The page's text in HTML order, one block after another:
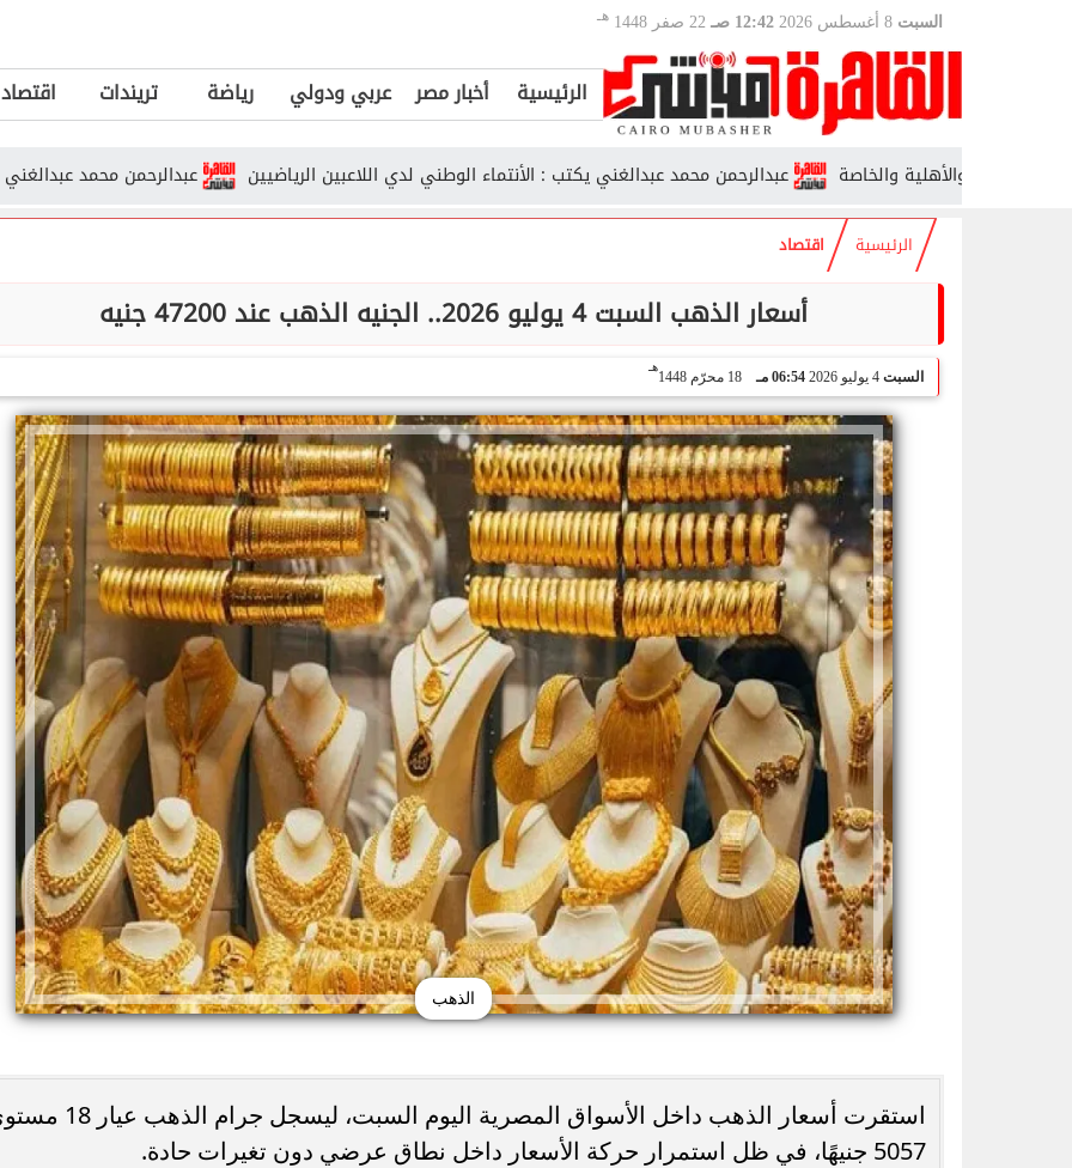
السبت 12:42 صـ 22 صفر 1448 هـ
الرئيسية أخبار مصر عربي ودولي رياضة تريندات اقتصاد
عبدالرحمن محمد عبدالغني يكتب : عبدالرحمن محمد عبدالغني يكتب : الأنتماء الوطني لدي اللاعبين الرياضيين
الرئيسية اقتصاد
أسعار الذهب السبت 4 يوليو 2026.. الجنيه الذهب عند 47200 جنيه
السبت 4 يوليو 2026 06:54 مـ 18 محرّم 1448
هـ
الذهب
استقرت أسعار الذهب داخل الأسواق المصرية اليوم السبت، ليسجل
5057 جنيهًا، في ظل استمرار حركة الأسعار داخل نطاق عرضي دون تغيرات حادة.